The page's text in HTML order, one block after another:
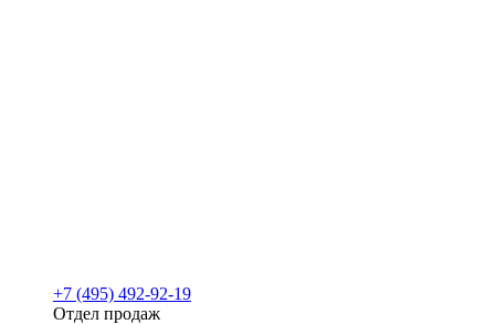
+7 (495) 492-92-19
Отдел продаж